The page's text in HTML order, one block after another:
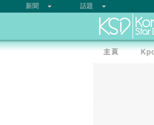
新聞 話題